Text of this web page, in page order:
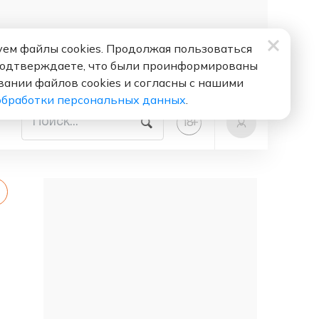
18+
файлы cookies. Продолжая пользоваться
что были проинформированы
файлов cookies и согласны с нашими
персональных данных.